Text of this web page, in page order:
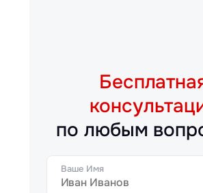
по любым
Ваше Имя